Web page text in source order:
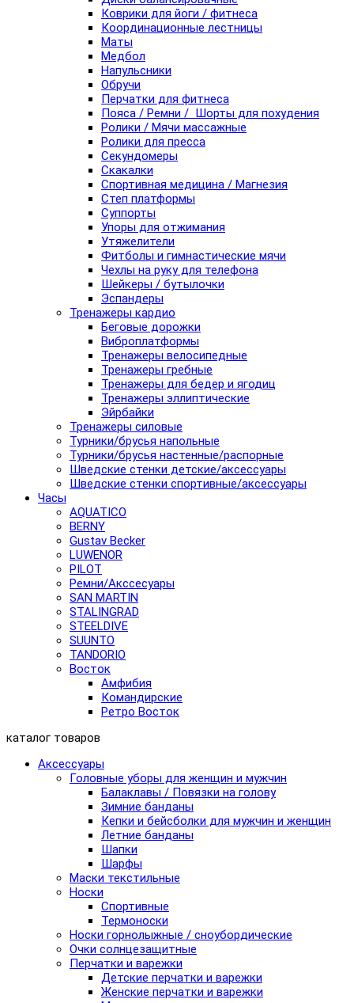
Коврики для йоги / фитнеса
Координационные лестницы
Маты
Медбол
Напульсники
Обручи
Перчатки для фитнеса
Пояса / Ремни / Шорты для похудения
Ролики / Мячи массажные
Ролики для пресса
Секундомеры
Скакалки
Спортивная медицина / Магнезия
Степ платформы
Суппорты
Упоры для отжимания
Утяжелители
Фитболы и гимнастические мячи
Чехлы на руку для телефона
Шейкеры / бутылочки
Эспандеры
Тренажеры кардио
Беговые дорожки
Виброплатформы
Тренажеры велосипедные
Тренажеры гребные
Тренажеры для бедер и ягодиц
Тренажеры эллиптические
Эйрбайки
Тренажеры силовые
Турники/брусья напольные
Турники/брусья настенные/распорные
Шведские стенки детские/аксессуары
Шведские стенки спортивные/аксессуары
Часы
AQUATICO
BERNY
Gustav Becker
LUWENOR
PILOT
Pемни/Акссесуары
SAN MARTIN
STALINGRAD
STEELDIVE
SUUNTO
TANDORIO
Восток
Амфибия
Командирские
Ретро Восток
каталог товаров
Аксессуары
Головные уборы для женщин и мужчин
Балаклавы / Повязки на голову
Зимние банданы
Кепки и бейсболки для мужчин и женщин
Летние банданы
Шапки
Шарфы
Маски текстильные
Носки
Спортивные
Термоноски
Носки горнолыжные / сноубордические
Очки солнцезащитные
Перчатки и варежки
Детские перчатки и варежки
Женские перчатки и варежки